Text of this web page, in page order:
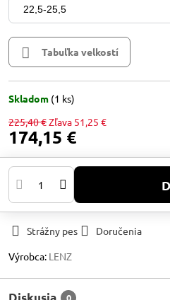
Tabuľka velkostí
Skladom (1 ks)
225,40 €Zľava 51,25 €
174,15 €
Strážny pes
Doručenia
Výrobca: LENZ